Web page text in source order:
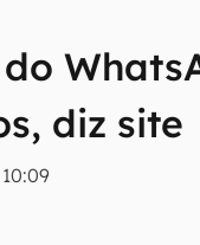
diz site
do mundo tech!
e receba notícias e